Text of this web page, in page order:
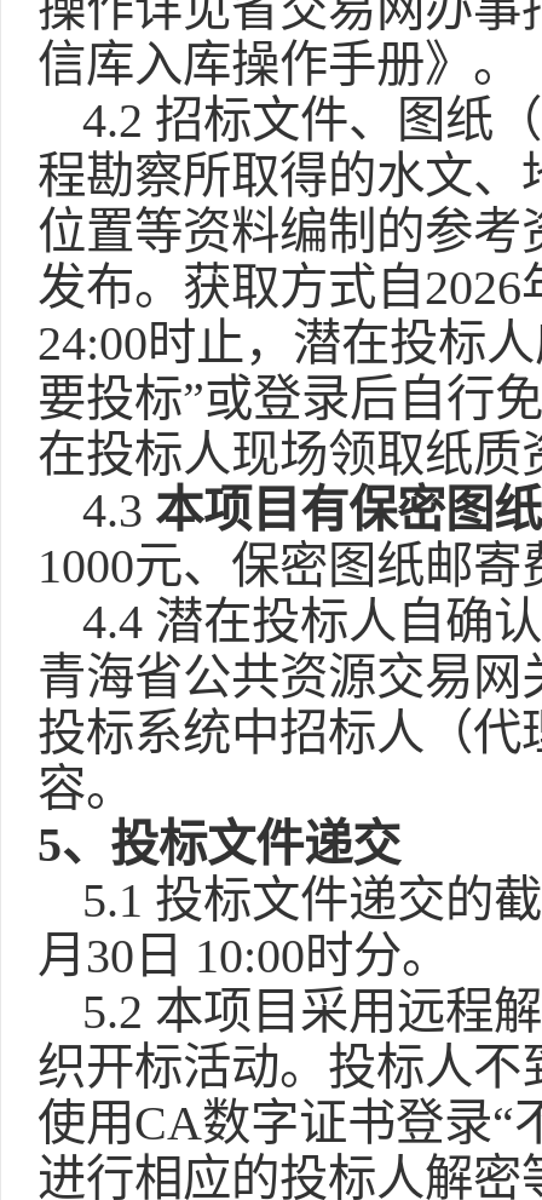
信库入库操作手册》。
4.2 招标文件、图纸
程勘察所取得的水文
位置等资料编制的参
发布。获取方式自2026
24:00时止，潜在投标
要投标”或登录后自行
在投标人现场领取纸
4.3 本项目有保密图
1000元、保密图纸邮寄
4.4 潜在投标人自确
青海省公共资源交易网
投标系统中招标人（
容。
5、投标文件递交
5.1 投标文件递交的
月30日 10:00时分。
5.2 本项目采用远程
织开标活动。投标人
使用CA数字证书登录“
进行相应的投标人解